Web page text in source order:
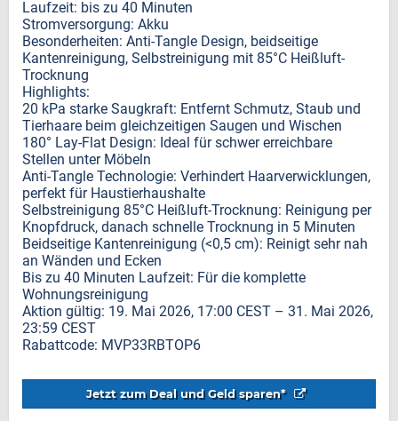
Laufzeit: bis zu 40 Minuten
Stromversorgung: Akku
Besonderheiten: Anti-Tangle Design, beidseitige
Kantenreinigung, Selbstreinigung mit 85°C Heißluft-
Trocknung
Highlights:
20 kPa starke Saugkraft: Entfernt Schmutz, Staub und
Tierhaare beim gleichzeitigen Saugen und Wischen
180° Lay-Flat Design: Ideal für schwer erreichbare
Stellen unter Möbeln
Anti-Tangle Technologie: Verhindert Haarverwicklungen,
perfekt für Haustierhaushalte
Selbstreinigung 85°C Heißluft-Trocknung: Reinigung per
Knopfdruck, danach schnelle Trocknung in 5 Minuten
Beidseitige Kantenreinigung (<0,5 cm): Reinigt sehr nah
an Wänden und Ecken
Bis zu 40 Minuten Laufzeit: Für die komplette
Wohnungsreinigung
Aktion gültig: 19. Mai 2026, 17:00 CEST – 31. Mai 2026,
23:59 CEST
Rabattcode: MVP33RBTOP6
Jetzt zum Deal und Geld sparen*